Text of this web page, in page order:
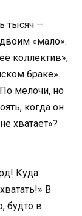
тысяч —
«мало».
коллектив»,
браке».
мелочи, но
когда он
хватает»?
Куда
В
будто в